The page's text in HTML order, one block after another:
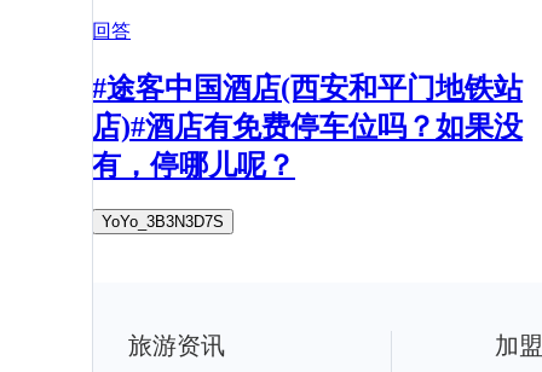
回答
#途客中国酒店(西安和平门地铁站
店)#酒店有免费停车位吗？如果没
有，停哪儿呢？
YoYo_3B3N3D7S
旅游资讯 加